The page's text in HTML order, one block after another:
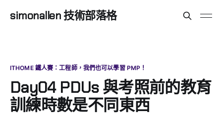
simonallen 技術部落格
ITHOME 鐵人賽：工程師，我們也可以學習 PMP！
Day04 PDUs 與考照前的教育
訓練時數是不同東西